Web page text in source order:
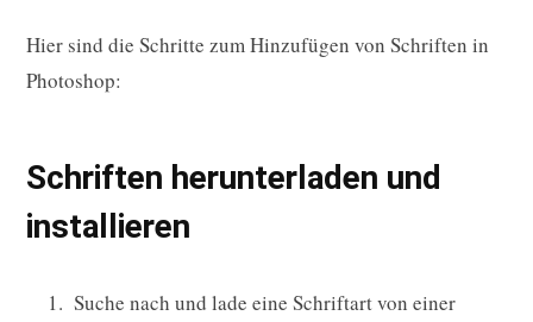
Hier sind die Schritte zum Hinzufügen von Schriften in
Photoshop:
Schriften herunterladen und
installieren
Suche nach und lade eine Schriftart von einer